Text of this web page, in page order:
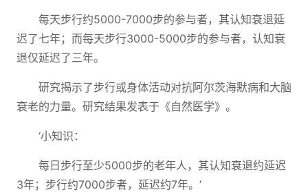
每天步行约5000-7000步的参与者，其认知衰退延
迟了七年；而每天步行3000-5000步的参与者，认知衰
退仅延迟了三年。
研究揭示了步行或身体活动对抗阿尔茨海默病和大脑
衰老的力量。研究结果发表于《自然医学》。
‘小知识：
每日步行至少5000步的老年人，其认知衰退约延迟
3年；步行约7000步者，延迟约7年。’